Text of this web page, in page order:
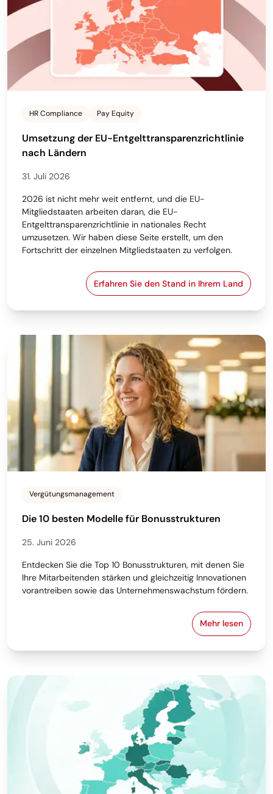
HR Compliance Pay Equity
Umsetzung der EU-Entgelttransparenzrichtlinie
nach Ländern
31. Juli 2026
2026 ist nicht mehr weit entfernt, und die EU-
Mitgliedstaaten arbeiten daran, die EU-
Entgelttransparenzrichtlinie in nationales Recht
umzusetzen. Wir haben diese Seite erstellt, um den
Fortschritt der einzelnen Mitgliedstaaten zu verfolgen.
Erfahren Sie den Stand in Ihrem Land
Umsetzung der EU-
Vergütungsmanagement
Die 10 besten Modelle für Bonusstrukturen
25. Juni 2026
Entdecken Sie die Top 10 Bonusstrukturen, mit denen Sie
Ihre Mitarbeitenden stärken und gleichzeitig Innovationen
vorantreiben sowie das Unternehmenswachstum fördern.
Mehr lesen
Die 10